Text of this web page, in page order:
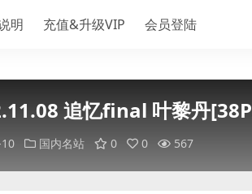
明 充值&升级VIP 会员登陆
追忆final 叶黎丹
国内名站 0 0 567